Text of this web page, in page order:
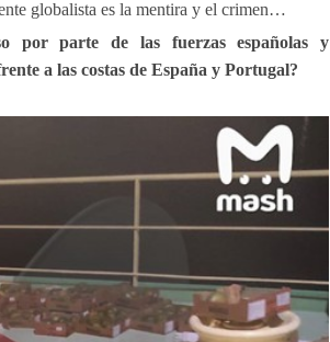
globalista es la mentira y el crimen…
por parte de las fuerzas españolas y
a las costas de España y Portugal?